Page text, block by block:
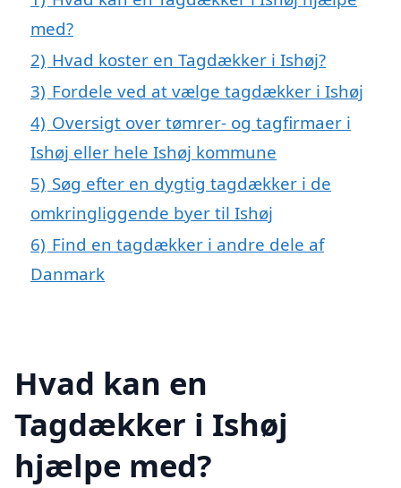
med?
2) Hvad koster en Tagdækker i Ishøj?
3) Fordele ved at vælge tagdækker i Ishøj
4) Oversigt over tømrer- og tagfirmaer i
Ishøj eller hele Ishøj kommune
5) Søg efter en dygtig tagdækker i de
omkringliggende byer til Ishøj
6) Find en tagdækker i andre dele af
Danmark
Hvad kan en
Tagdækker i Ishøj
hjælpe med?